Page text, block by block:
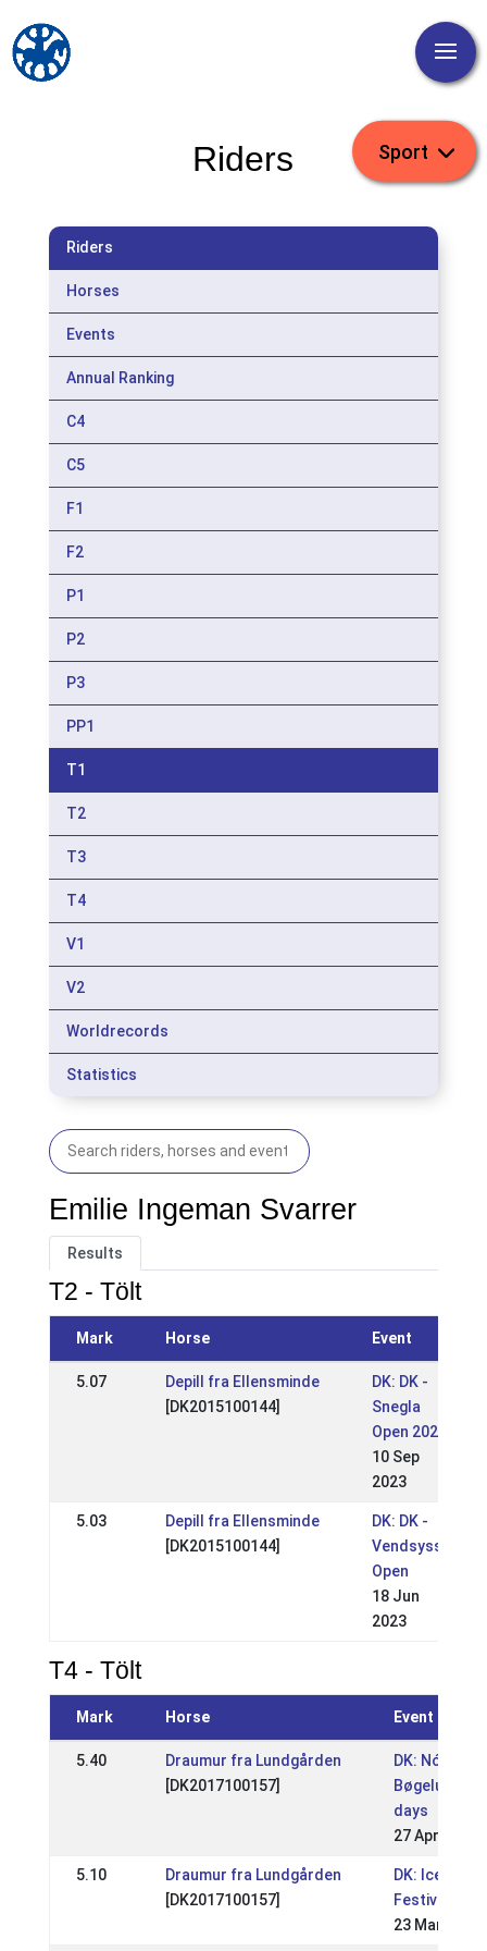
Riders
Riders
Horses
Events
Annual Ranking
C4
C5
F1
F2
P1
P2
P3
PP1
T1
T2
T3
T4
V1
V2
Worldrecords
Statistics
Emilie Ingeman Svarrer
Results
T2 - Tölt
Mark Horse Event
5.07
Depill fra Ellensminde
[DK2015100144]
DK: DK -
Snegla
Open 2023
10 Sep
2023
5.03
Depill fra Ellensminde
[DK2015100144]
DK: DK -
Vendsyssel
Open
18 Jun
2023
T4 - Tölt
Mark Horse Event
5.40
Draumur fra Lundgården
[DK2017100157]
DK: Nóri
Bøgelund
days
27 Apr 2025
5.10
Draumur fra Lundgården
[DK2017100157]
DK: Icehorse
Festival 2025
23 Mar 2025